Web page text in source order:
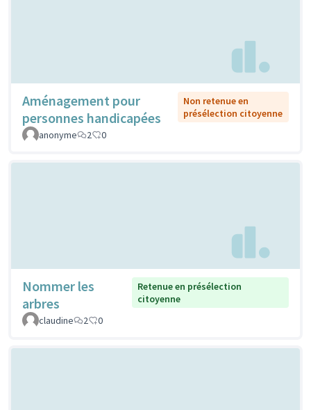
Aménagement pour
personnes handicapées
Non retenue en
présélection citoyenne
anonyme
2 0
Nommer les
arbres
Retenue en présélection
citoyenne
claudine
2 0